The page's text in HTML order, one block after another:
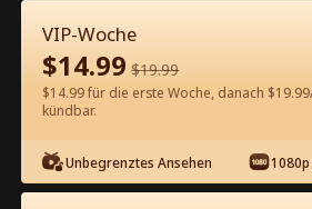
60 Jetzt
Kostenlos in der App
VIP-Woche
$14.99 $19.99
$14.99 für die erste Woche, danach
kündbar.
Unbegrenztes Ansehen